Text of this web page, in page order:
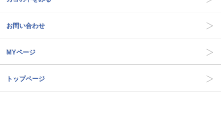
お問い合わせ
MYページ
トップページ